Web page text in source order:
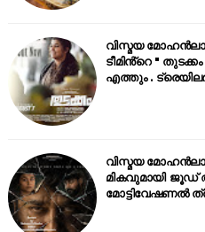
വിസ്മയ
ടീമിൻ്റെ "
എത്തും .
വിസ്മയ
മികവുമായി
മോട്ടിവേഷണൽ